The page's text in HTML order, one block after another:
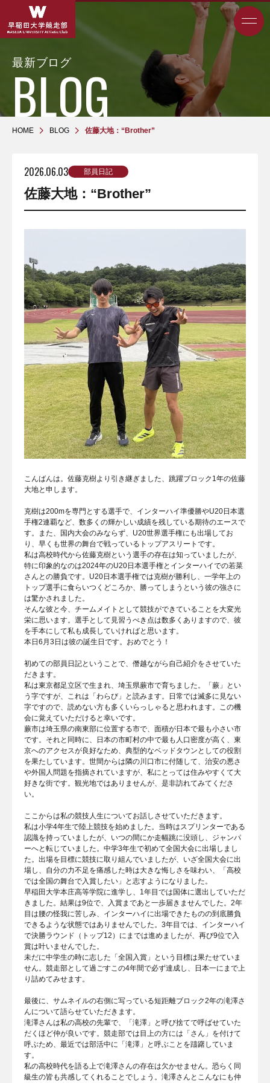
最新ブログ
HOME BLOG 佐藤大地：“Brother”
2026.06.03 部員日記
佐藤大地：“Brother”
こんばんは。佐藤克樹より引き継ぎました、跳躍ブロック1年の佐藤
大地と申します。
克樹は200mを専門とする選手で、インターハイ準優勝やU20日本選
手権2連覇など、数多くの輝かしい成績を残している期待のエースで
す。また、国内大会のみならず、U20世界選手権にも出場してお
り、早くも世界の舞台で戦っているトップアスリートです。
私は高校時代から佐藤克樹という選手の存在は知っていましたが、
特に印象的なのは2024年のU20日本選手権とインターハイでの若菜
さんとの勝負です。U20日本選手権では克樹が勝利し、一学年上の
トップ選手に食らいつくどころか、勝ってしまうという彼の強さに
は驚かされました。
そんな彼と今、チームメイトとして競技ができていることを大変光
栄に思います。選手として見習うべき点は数多くありますので、彼
を手本にして私も成長していければと思います。
本日6月3日は彼の誕生日です。おめでとう！
初めての部員日記ということで、僭越ながら自己紹介をさせていた
だきます。
私は東京都足立区で生まれ、埼玉県蕨市で育ちました。「蕨」とい
う字ですが、これは「わらび」と読みます。日常では滅多に見ない
字ですので、読めない方も多くいらっしゃると思われます。この機
会に覚えていただけると幸いです。
蕨市は埼玉県の南東部に位置する市で、面積が日本で最も小さい市
です。それと同時に、日本の市町村の中で最も人口密度が高く、東
京へのアクセスが良好なため、典型的なベッドタウンとしての役割
を果たしています。世間からは隣の川口市に付随して、治安の悪さ
や外国人問題を指摘されていますが、私にとっては住みやすくて大
好きな街です。観光地ではありませんが、是非訪れてみてくださ
い。
ここからは私の競技人生についてお話しさせていただきます。
私は小学4年生で陸上競技を始めました。当時はスプリンターである
認識を持っていましたが、いつの間にか走幅跳に没頭し、ジャンパ
ーへと転じていました。中学3年生で初めて全国大会に出場しまし
た。出場を目標に競技に取り組んでいましたが、いざ全国大会に出
場し、自分の力不足を痛感した時は大きな悔しさを味わい、「高校
では全国の舞台で入賞したい」と志すようになりました。
早稲田大学本庄高等学院に進学し、1年目では国体に選出していただ
きました。結果は9位で、入賞まであと一歩届きませんでした。2年
目は腰の怪我に苦しみ、インターハイに出場できたものの到底勝負
できるような状態ではありませんでした。3年目では、インターハイ
で決勝ラウンド（トップ12）にまでは進めましたが、再び9位で入
賞は叶いませんでした。
未だに中学生の時に志した「全国入賞」という目標は果たせていま
せん。競走部として過ごすこの4年間で必ず達成し、日本一にまで上
り詰めてみせます。
最後に、サムネイルの右側に写っている短距離ブロック2年の滝澤さ
んについて語らせていただきます。
滝澤さんは私の高校の先輩で、「滝澤」と呼び捨てで呼ばせていた
だくほど仲が良いです。競走部では目上の方には「さん」を付けて
呼ぶため、最近では部活中に「滝澤」と呼ぶことを躊躇していま
す。
私の高校時代を語る上で滝澤さんの存在は欠かせません。恐らく同
級生の皆も共感してくれることでしょう。滝澤さんとこんなにも仲